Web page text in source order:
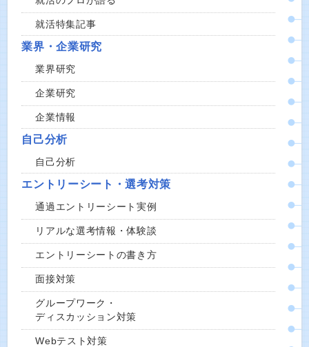
就活特集記事
業界・企業研究
業界研究
企業研究
企業情報
自己分析
自己分析
エントリーシート・選考対策
通過エントリーシート実例
リアルな選考情報・体験談
エントリーシートの書き方
面接対策
グループワーク・
ディスカッション対策
Webテスト対策